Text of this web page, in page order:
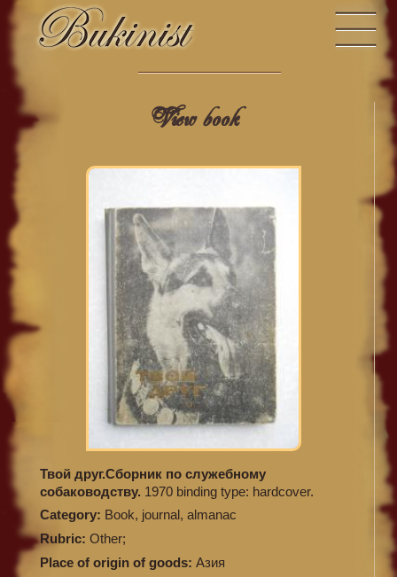
View book
Твой друг.Сборник по служебному
собаководству. 1970 binding type: hardcover.
Category: Book, journal, almanac
Rubric: Other;
Place of origin of goods: Азия